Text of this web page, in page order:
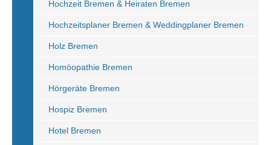
Hochzeit Bremen & Heiraten Bremen
Hochzeitsplaner Bremen & Weddingplaner Bremen
Holz Bremen
Homöopathie Bremen
Hörgeräte Bremen
Hospiz Bremen
Hotel Bremen